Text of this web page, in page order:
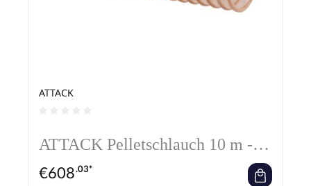
ATTACK
ATTACK Pelletschlauch 10 m - Ø
50mm
€608.03*